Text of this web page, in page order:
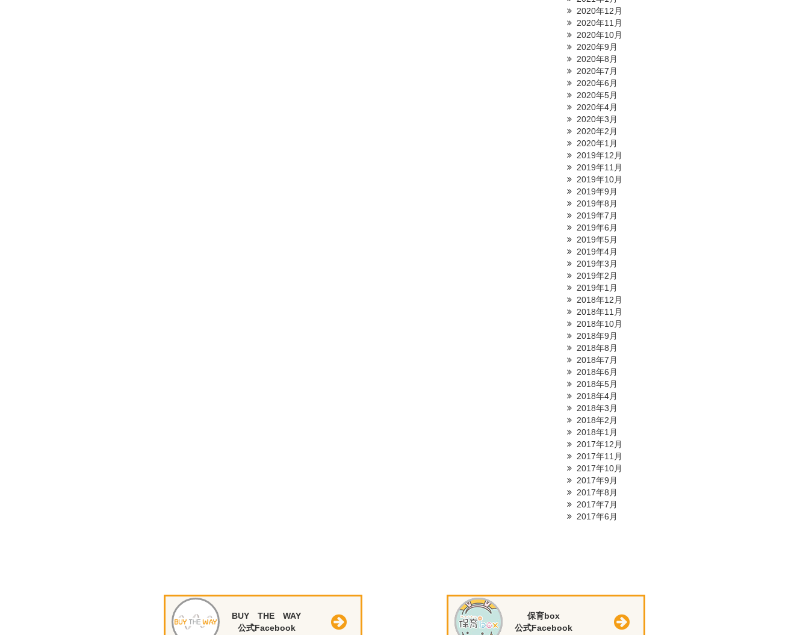
2020年12月
2020年11月
2020年10月
2020年9月
2020年8月
2020年7月
2020年6月
2020年5月
2020年4月
2020年3月
2020年2月
2020年1月
2019年12月
2019年11月
2019年10月
2019年9月
2019年8月
2019年7月
2019年6月
2019年5月
2019年4月
2019年3月
2019年2月
2019年1月
2018年12月
2018年11月
2018年10月
2018年9月
2018年8月
2018年7月
2018年6月
2018年5月
2018年4月
2018年3月
2018年2月
2018年1月
2017年12月
2017年11月
2017年10月
2017年9月
2017年8月
2017年7月
2017年6月
BUY THE WAY
公式Facebook
保育box
公式Facebook